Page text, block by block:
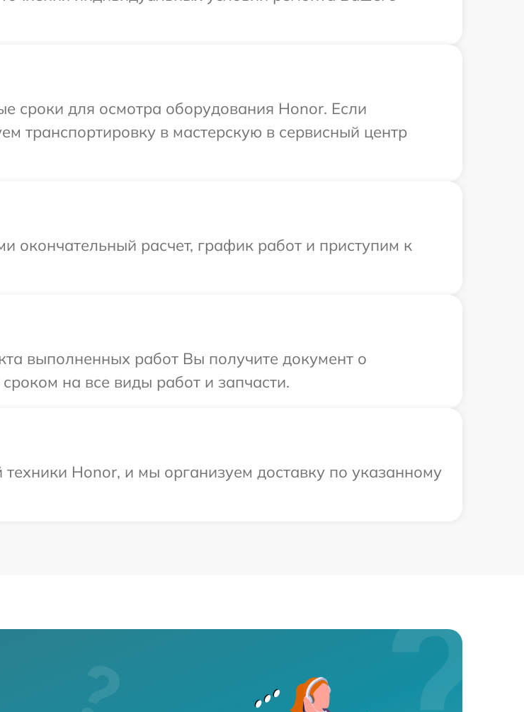
сроки для осмотра оборудования Honor. Если
транспортировку в мастерскую в сервисный центр
окончательный расчет, график работ и приступим к
выполненных работ Вы получите документ о
на все виды работ и запчасти.
Honor, и мы организуем доставку по указанному